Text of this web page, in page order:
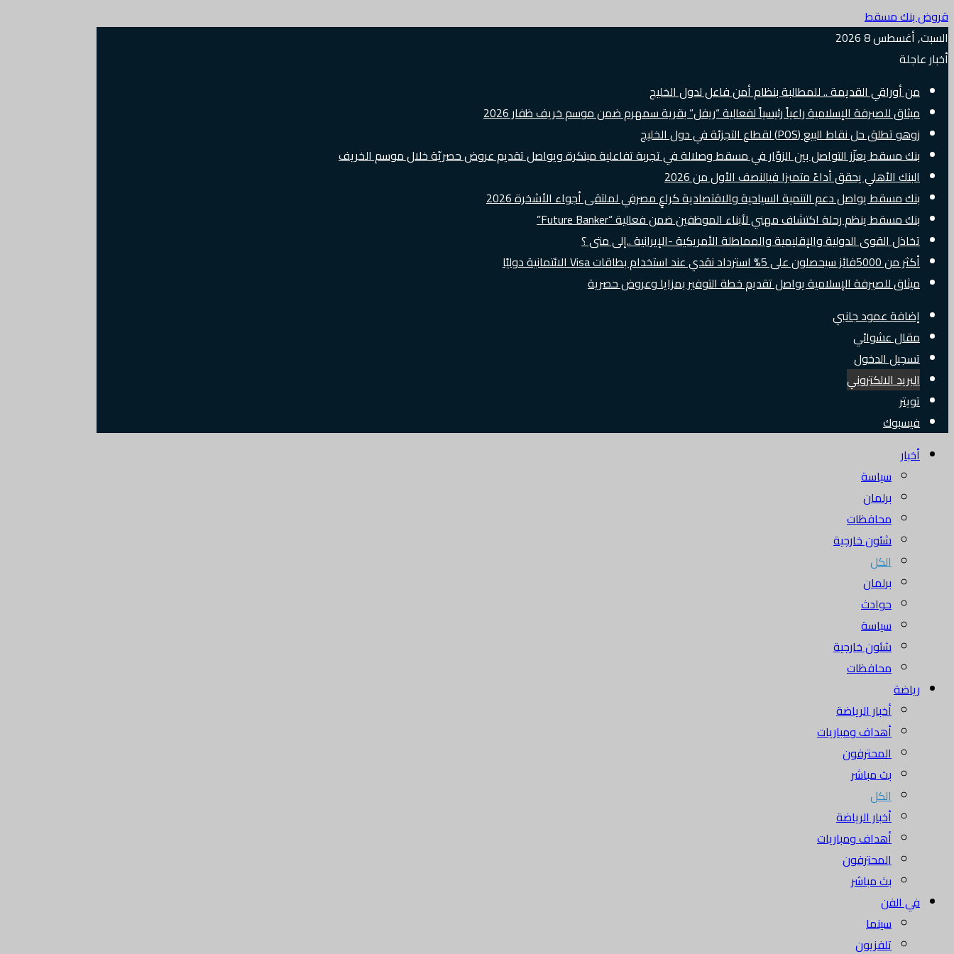
قروض بنك مسقط
السبت, أغسطس 8 2026
أخبار عاجلة
من أوراقي القديمة .. للمطالبة بنظام أمن فاعل لدول الخليج
ميثاق للصيرفة الإسلامية راعياً رئيسياً لفعالية “ريفل” بقرية سمهرم ضمن موسم خريف ظفار 2026
زوهو تطلق حل نقاط البيع (POS) لقطاع التجزئة في دول الخليج
بنك مسقط يعزّز التواصل بين الزوّار في مسقط وصلالة في تجربة تفاعلية مبتكرة ويواصل تقديم عروض حصريّة خلال موسم الخريف
البنك الأهلي يحقق أداءً متميزا فيالنصف الأول من 2026
بنك مسقط يواصل دعم التنمية السياحية والاقتصادية كراعٍ مصرفي لملتقى أجواء الأشخرة 2026
بنك مسقط ينظم رحلة اكتشاف مهني لأبناء الموظفين ضمن فعالية “Future Banker”
تخاذل القوى الدولية والإقليمية والمماطلة الأمريكية -الإيرانية ..إلى متى ؟
أكثر من 5000فائز سيحصلون على 5% استرداد نقدي عند استخدام بطاقات Visa الائتمانية دوليًا
ميثاق للصيرفة الإسلامية يواصل تقديم خطة التوفير بمزايا وعروض حصرية
إضافة عمود جانبي
مقال عشوائي
تسجيل الدخول
البريد الالكتروني
تويتر
فيسبوك
أخبار
سياسة
برلمان
محافظات
شئون خارجية
الكل
برلمان
حوادث
سياسة
شئون خارجية
محافظات
رياضة
أخبار الرياضة
أهداف ومباريات
المحترفون
بث مباشر
الكل
أخبار الرياضة
أهداف ومباريات
المحترفون
بث مباشر
في الفن
سينما
تلفزيون